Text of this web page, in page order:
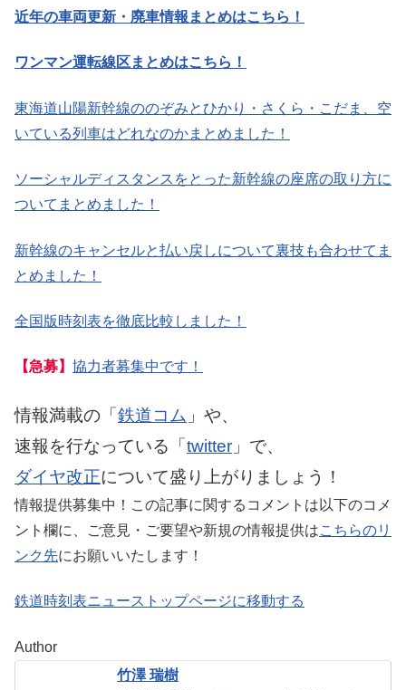
近年の車両更新・廃車情報まとめはこちら！
ワンマン運転線区まとめはこちら！
東海道山陽新幹線ののぞみとひかり・さくら・こだま、空
いている列車はどれなのかまとめました！
ソーシャルディスタンスをとった新幹線の座席の取り方に
ついてまとめました！
新幹線のキャンセルと払い戻しについて裏技も合わせてま
とめました！
全国版時刻表を徹底比較しました！
【急募】 協力者募集中です！
情報満載の「鉄道コム 」や、
速報を行なっている「twitter 」で、
ダイヤ改正について盛り上がりましょう！
情報提供募集中！この記事に関するコメントは以下のコメ
ント欄に、ご意見・ご要望や新規の情報提供はこちらのリ
ンク先にお願いいたします！
鉄道時刻表ニューストップページに移動する
Author
竹澤 瑞樹